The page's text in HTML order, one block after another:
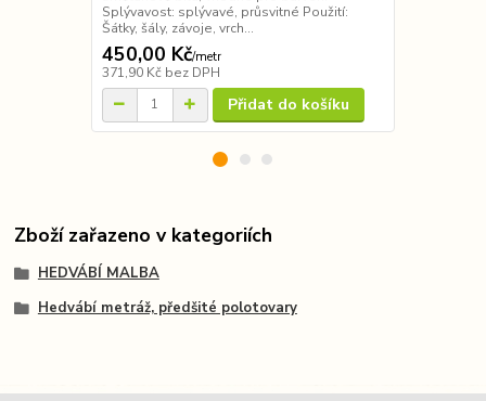
Splývavost: splývavé, průsvitné Použití:
Šátky, šály, závoje, vrch...
450,00 Kč/metr
371,90 Kč bez DPH
Přidat do košíku
Zboží zařazeno v kategoriích
HEDVÁBÍ MALBA
Hedvábí metráž, předšité polotovary